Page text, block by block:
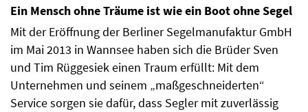
Ein Mensch ohne Träume ist wie ein Boot ohne Segel
Mit der Eröffnung der Berliner Segelmanufaktur GmbH
im Mai 2013 in Wannsee haben sich die Brüder Sven
und Tim Rüggesiek einen Traum erfüllt: Mit dem
Unternehmen und seinem „maßgeschneiderten“
Service sorgen sie dafür, dass Segler mit zuverlässig